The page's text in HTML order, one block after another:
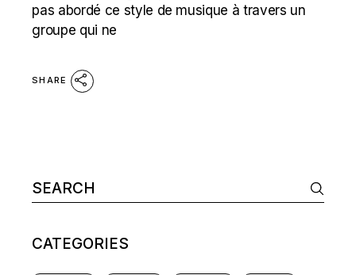
pas abordé ce style de musique à travers un
groupe qui ne
SHARE
Search
for:
CATEGORIES